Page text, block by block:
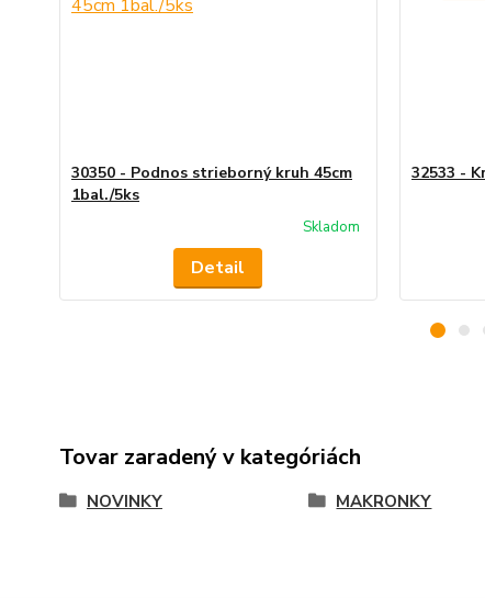
30350 - Podnos strieborný kruh 45cm
1bal./5ks
Skladom
Detail
32533 -
Tovar zaradený v kategóriách
NOVINKY MAKRONKY